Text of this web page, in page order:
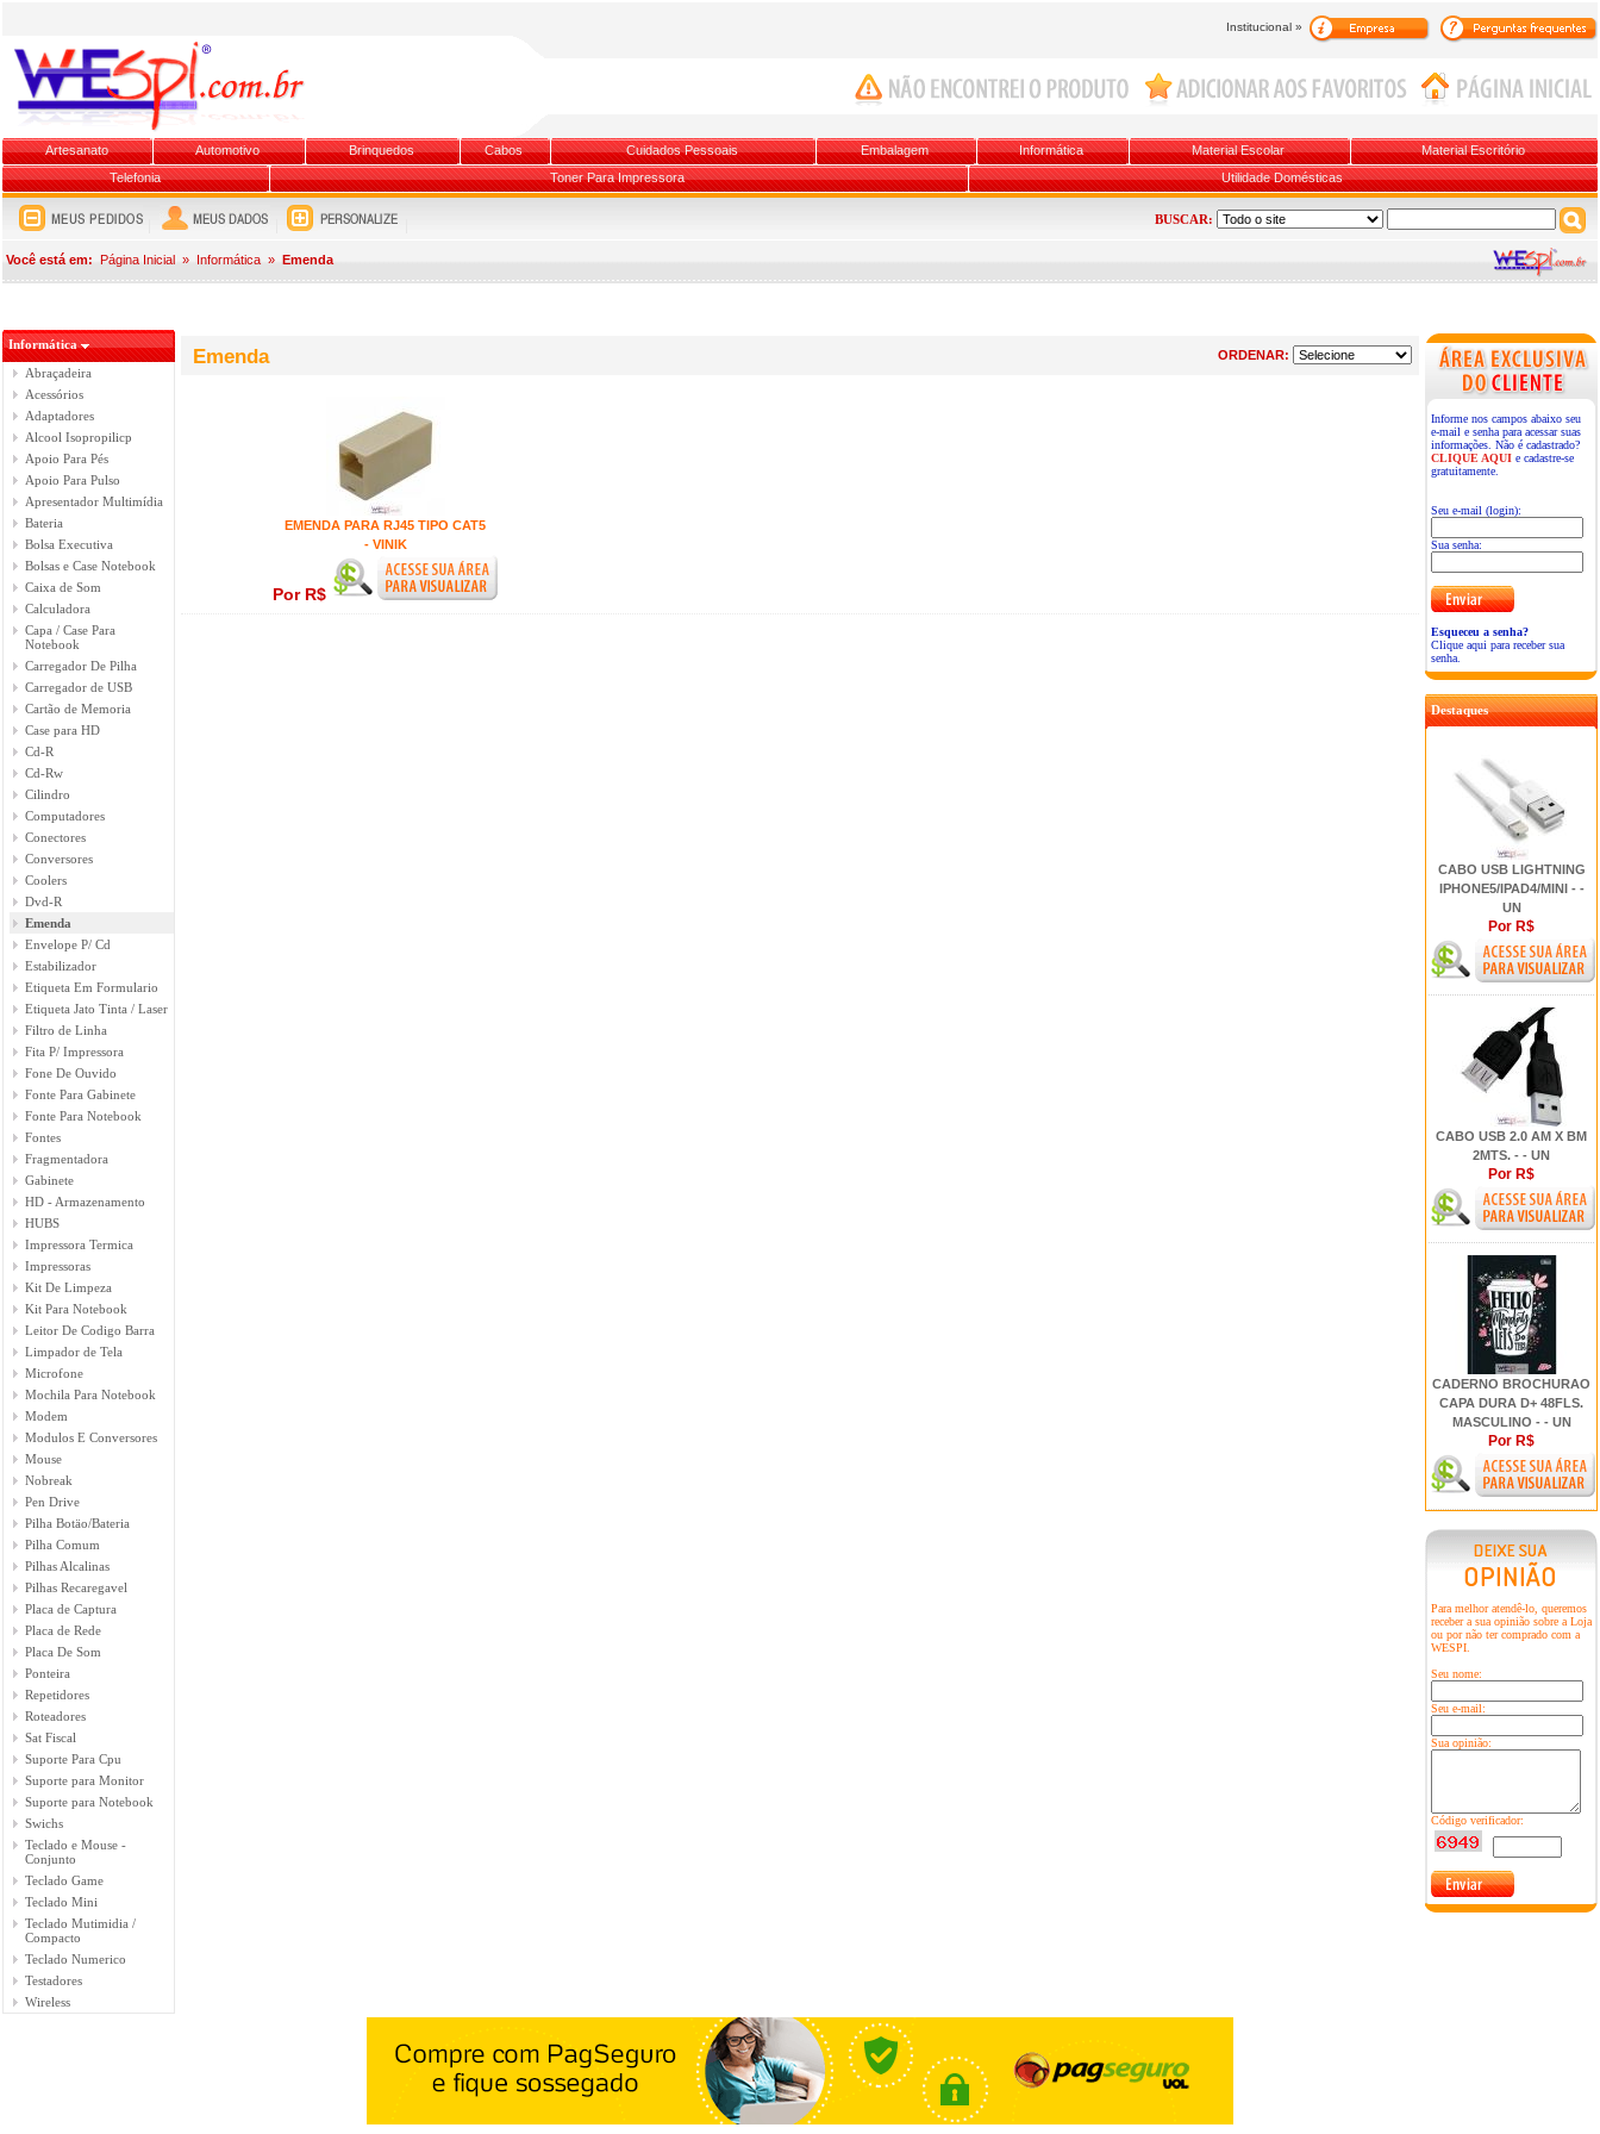
Institucional »
Artesanato Automotivo Brinquedos Cabos Cuidados Pessoais Embalagem Informática Material Escolar
Material Escritório
Telefonia
Toner Para Impressora Utilidade Domésticas
BUSCAR:
Você está em: Página Inicial » Informática » Emenda
Informática
Abraçadeira
Acessórios
Adaptadores
Alcool Isopropilicp
Apoio Para Pés
Apoio Para Pulso
Apresentador Multimídia
Bateria
Bolsa Executiva
Bolsas e Case Notebook
Caixa de Som
Calculadora
Capa / Case Para
Notebook
Carregador De Pilha
Carregador de USB
Cartão de Memoria
Case para HD
Cd-R
Cd-Rw
Cilindro
Computadores
Conectores
Conversores
Coolers
Dvd-R
Emenda
Envelope P/ Cd
Estabilizador
Etiqueta Em Formulario
Etiqueta Jato Tinta / Laser
Filtro de Linha
Fita P/ Impressora
Fone De Ouvido
Fonte Para Gabinete
Fonte Para Notebook
Fontes
Fragmentadora
Gabinete
HD - Armazenamento
HUBS
Impressora Termica
Impressoras
Kit De Limpeza
Kit Para Notebook
Leitor De Codigo Barra
Limpador de Tela
Microfone
Mochila Para Notebook
Modem
Modulos E Conversores
Mouse
Nobreak
Pen Drive
Pilha Botäo/Bateria
Pilha Comum
Pilhas Alcalinas
Pilhas Recaregavel
Placa de Captura
Placa de Rede
Placa De Som
Ponteira
Repetidores
Roteadores
Sat Fiscal
Suporte Para Cpu
Suporte para Monitor
Suporte para Notebook
Swichs
Teclado e Mouse -
Conjunto
Teclado Game
Teclado Mini
Teclado Mutimidia /
Compacto
Teclado Numerico
Testadores
Wireless
Informe nos campos abaixo seu
e-mail e senha para acessar suas
informações. Não é cadastrado?
CLIQUE AQUI e cadastre-se
gratuitamente.
Seu e-mail (login):
Sua senha:
Esqueceu a senha?
Clique aqui para receber sua
senha.
Destaques
CABO USB LIGHTNING
IPHONE5/IPAD4/MINI - -
UN
Por R$
CABO USB 2.0 AM X BM
2MTS. - - UN
Por R$
CADERNO BROCHURAO
CAPA DURA D+ 48FLS.
MASCULINO - - UN
Por R$
Para melhor atendê-lo, queremos
receber a sua opinião sobre a Loja
ou por não ter comprado com a
WESPI.
Seu nome:
Seu e-mail:
Sua opinião:
Código verificador:
Emenda ORDENAR:
EMENDA PARA RJ45 TIPO CAT5
- VINIK
Por R$